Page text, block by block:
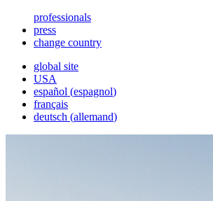
professionals
press
change country
global site
USA
español (espagnol)
français
deutsch (allemand)